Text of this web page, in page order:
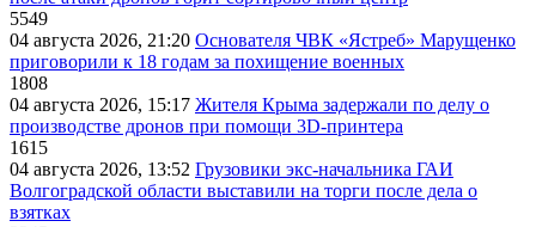
5549
04 августа 2026, 21:20 Основателя ЧВК «Ястреб» Марущенко
приговорили к 18 годам за похищение военных
1808
04 августа 2026, 15:17 Жителя Крыма задержали по делу о
производстве дронов при помощи 3D‑принтера
1615
04 августа 2026, 13:52 Грузовики экс-начальника ГАИ
Волгоградской области выставили на торги после дела о
взятках